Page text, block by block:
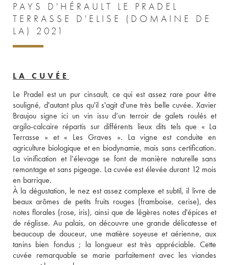
PAYS D'HÉRAULT LE PRADEL
TERRASSE D'ELISE (DOMAINE DE
LA) 2021
LA CUVÉE
Le Pradel est un pur cinsault, ce qui est assez rare pour être
souligné, d'autant plus qu'il s'agit d'une très belle cuvée. Xavier
Braujou signe ici un vin issu d’un terroir de galets roulés et
argilo-calcaire répartis sur différents lieux dits tels que « La
Terrasse » et « Les Graves ». La vigne est conduite en
agriculture biologique et en biodynamie, mais sans certification.
La vinification et l’élevage se font de manière naturelle sans
remontage et sans pigeage. La cuvée est élevée durant 12 mois
en barrique.
À la dégustation, le nez est assez complexe et subtil, il livre de
beaux arômes de petits fruits rouges (framboise, cerise), des
notes florales (rose, iris), ainsi que de légères notes d'épices et
de réglisse. Au palais, on découvre une grande délicatesse et
beaucoup de douceur, une matière soyeuse et aérienne, aux
tanins bien fondus ; la longueur est très appréciable. Cette
cuvée remarquable se marie parfaitement avec les viandes